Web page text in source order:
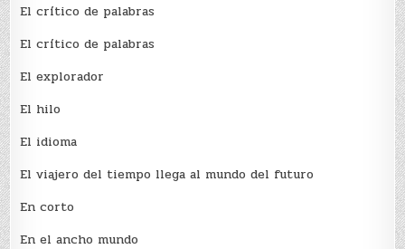
El crí­tico de palabras
El crí­tico de palabras
El explorador
El hilo
El idioma
El viajero del tiempo llega al mundo del futuro
En corto
En el ancho mundo